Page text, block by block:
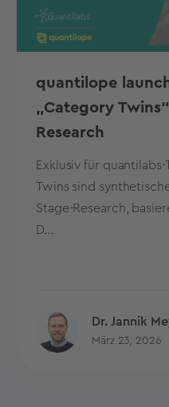
quantilope
„Category
Research
Exklusiv für
Twins sind
Stage-Research,
D...
Dr. Jannik
März 23, 2026